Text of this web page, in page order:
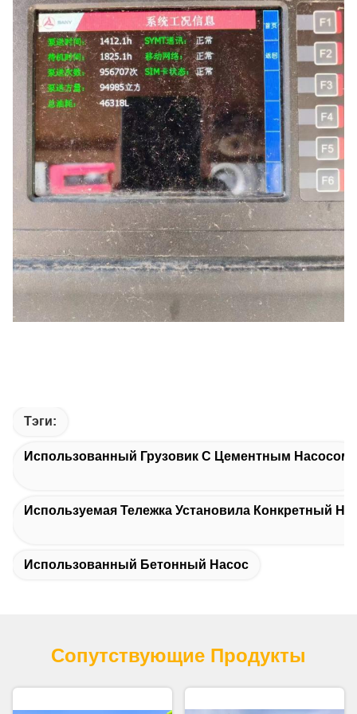
Тэги:
Использованный Грузовик С Цементным Насосом
Используемая Тележка Установила Конкретный
Использованный Бетонный Насос
Сопутствующие Продукты